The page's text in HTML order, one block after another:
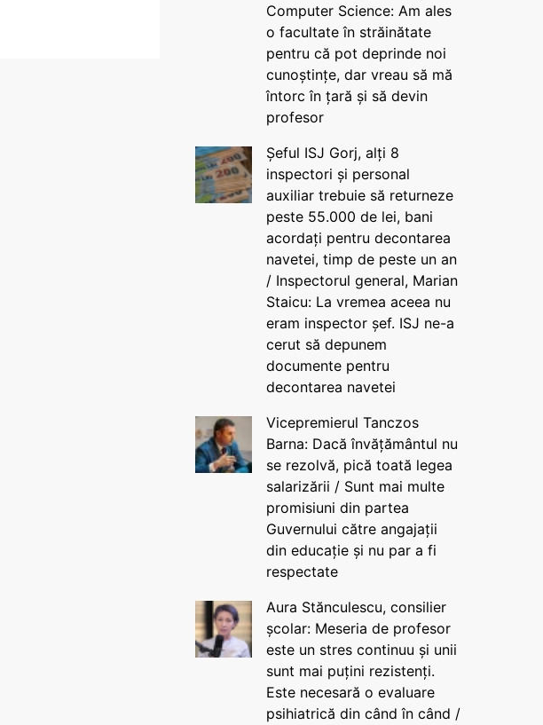
Computer Science: Am ales
o facultate în străinătate
pentru că pot deprinde noi
cunoștințe, dar vreau să mă
întorc în țară și să devin
profesor
Șeful ISJ Gorj, alți 8
inspectori și personal
auxiliar trebuie să returneze
peste 55.000 de lei, bani
acordați pentru decontarea
navetei, timp de peste un an
/ Inspectorul general, Marian
Staicu: La vremea aceea nu
eram inspector șef. ISJ ne-a
cerut să depunem
documente pentru
decontarea navetei
Vicepremierul Tanczos
Barna: Dacă învățământul nu
se rezolvă, pică toată legea
salarizării / Sunt mai multe
promisiuni din partea
Guvernului către angajații
din educație și nu par a fi
respectate
Aura Stănculescu, consilier
școlar: Meseria de profesor
este un stres continuu și unii
sunt mai puțini rezistenți.
Este necesară o evaluare
psihiatrică din când în când /